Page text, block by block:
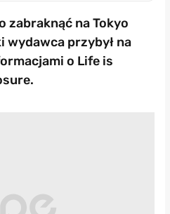
zabraknąć na Tokyo
wydawca przybył na
o Life is